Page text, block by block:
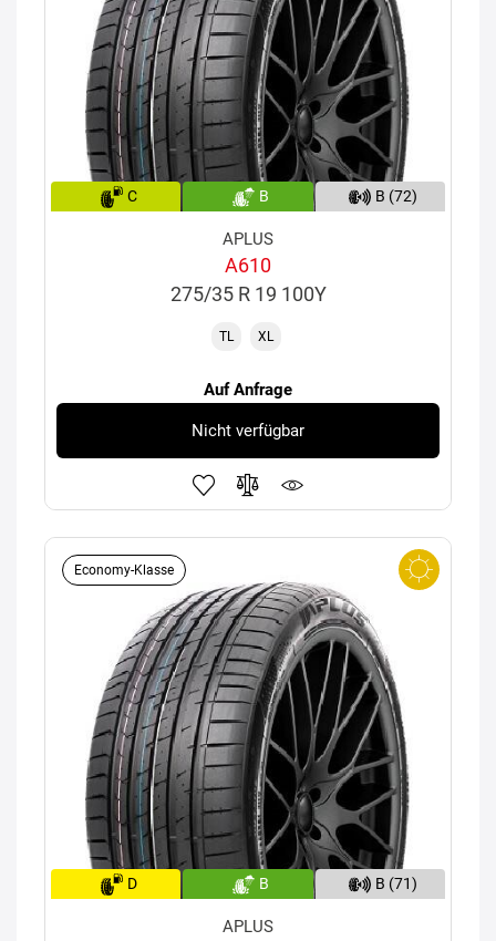
C B B (72)
APLUS
A610
275/35 R 19 100Y
TL XL
Auf Anfrage
Nicht verfügbar
Economy-Klasse
D B B (71)
APLUS